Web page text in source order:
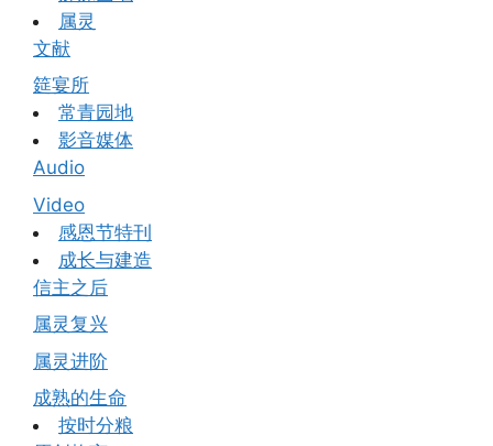
属灵
文献
筵宴所
常青园地
影音媒体
Audio
Video
感恩节特刊
成长与建造
信主之后
属灵复兴
属灵进阶
成熟的生命
按时分粮